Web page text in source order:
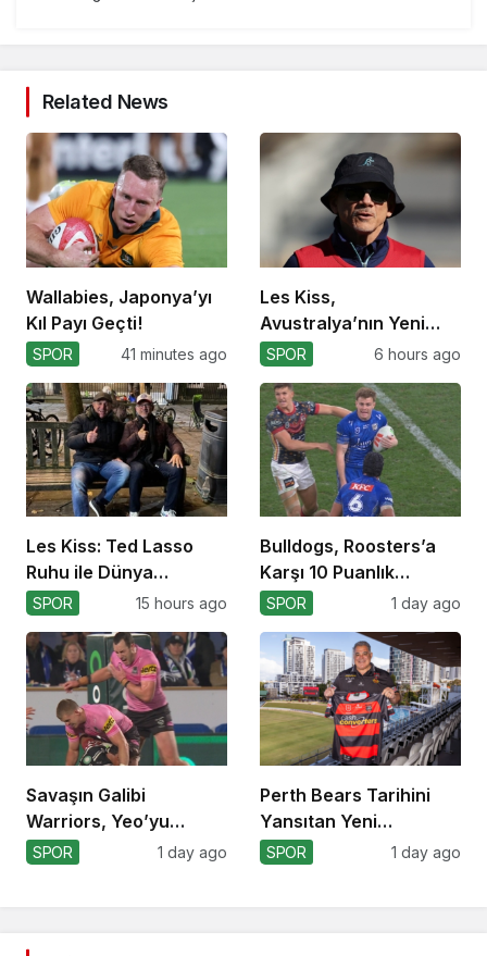
Related News
Wallabies, Japonya’yı
Kıl Payı Geçti!
SPOR 41 minutes ago
Les Kiss,
Avustralya’nın Yeni
Koçu Olarak Debüt
SPOR 6 hours ago
Les Kiss: Ted Lasso
Ruhu ile Dünya
Kupası’na
SPOR 15 hours ago
Bulldogs, Roosters’a
Karşı 10 Puanlık
Avantajı Yitirdi
SPOR 1 day ago
Savaşın Galibi
Warriors, Yeo’yu
Kaybetti!
SPOR 1 day ago
Perth Bears Tarihini
Yansıtan Yeni
Formasını Tanıttı
SPOR 1 day ago